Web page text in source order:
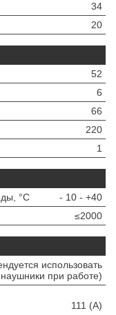
34
20
52
6
66
220
1
°C
- 10 - +40
≤2000
использовать
при работе)
111 (A)